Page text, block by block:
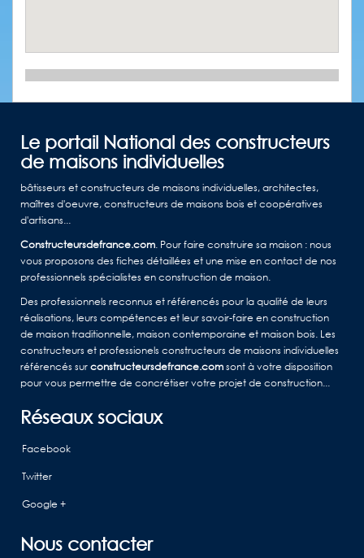
Le portail National des constructeurs
de maisons individuelles
bâtisseurs et constructeurs de maisons individuelles, architectes,
maîtres d'oeuvre, constructeurs de maisons bois et coopératives
d'artisans...
Constructeursdefrance.com. Pour faire construire sa maison : nous
vous proposons des fiches détaillées et une mise en contact de nos
professionnels spécialistes en construction de maison.
Des professionnels reconnus et référencés pour la qualité de leurs
réalisations, leurs compétences et leur savoir-faire en construction
de maison traditionnelle, maison contemporaine et maison bois. Les
constructeurs et professionels constructeurs de maisons individuelles
référencés surconstructeursdefrance.comsont à votre disposition
pour vous permettre de concrétiser votre projet de construction...
Réseaux sociaux
Facebook
Twitter
Google +
Nous contacter